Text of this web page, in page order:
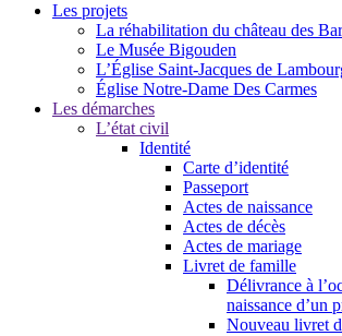
Les projets
La réhabilitation du château des
Le Musée Bigouden
L’Église Saint-Jacques de
Église Notre-Dame Des Carmes
Les démarches
L’état civil
Identité
Carte d’identité
Passeport
Actes de naissance
Actes de décès
Actes de mariage
Livret de famille
Délivrance à
naissance d’un
Nouveau livret